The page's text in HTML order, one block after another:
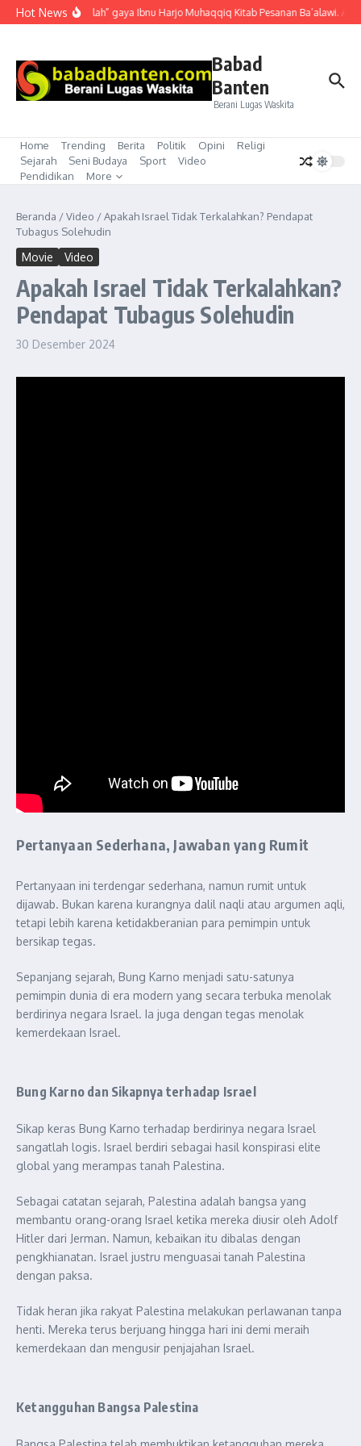
Lewati ke konten
Hot News“Mubahalah” gaya Ibnu Harjo Muhaqqiq Kitab Pesanan Ba’alawi.
Babad
Banten
Berani Lugas Waskita
Home Trending Berita Politik Opini
Religi
Sejarah
Seni Budaya Sport
Video
Pendidikan
More
Beranda /Video /Apakah Israel Tidak Terkalahkan? Pendapat
Tubagus Solehudin
Movie Video
Apakah Israel Tidak Terkalahkan?
Pendapat Tubagus Solehudin
30 Desember 2024
Pertanyaan Sederhana, Jawaban yang Rumit
Pertanyaan ini terdengar sederhana, namun rumit untuk
dijawab. Bukan karena kurangnya dalil naqli atau argumen aqli,
tetapi lebih karena ketidakberanian para pemimpin untuk
bersikap tegas.
Sepanjang sejarah, Bung Karno menjadi satu-satunya
pemimpin dunia di era modern yang secara terbuka menolak
berdirinya negara Israel. Ia juga dengan tegas menolak
kemerdekaan Israel.
Bung Karno dan Sikapnya terhadap Israel
Sikap keras Bung Karno terhadap berdirinya negara Israel
sangatlah logis. Israel berdiri sebagai hasil konspirasi elite
global yang merampas tanah Palestina.
Sebagai catatan sejarah, Palestina adalah bangsa yang
membantu orang-orang Israel ketika mereka diusir oleh Adolf
Hitler dari Jerman. Namun, kebaikan itu dibalas dengan
pengkhianatan. Israel justru menguasai tanah Palestina
dengan paksa.
Tidak heran jika rakyat Palestina melakukan perlawanan tanpa
henti. Mereka terus berjuang hingga hari ini demi meraih
kemerdekaan dan mengusir penjajahan Israel.
Ketangguhan Bangsa Palestina